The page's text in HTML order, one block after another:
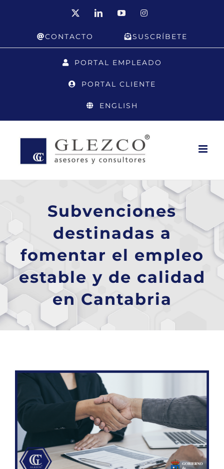
LinkedInYouTubeInstagram
CONTACTO SUSCRÍBETE
PORTAL EMPLEADO
PORTAL CLIENTE
ENGLISH
Subvenciones
destinadas a
fomentar el empleo
estable y de calidad
en Cantabria
imagen
grande